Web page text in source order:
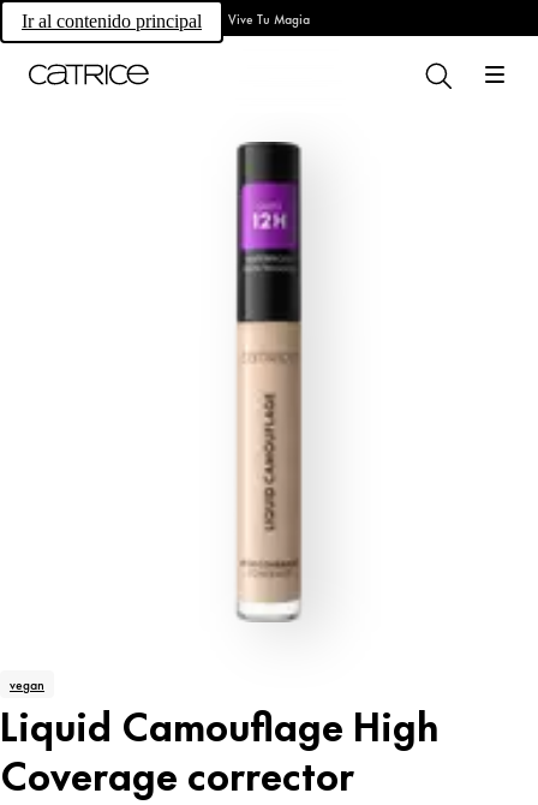
Ir al contenido principal Vive Tu Magia
vegan
Liquid Camouflage High
Coverage corrector